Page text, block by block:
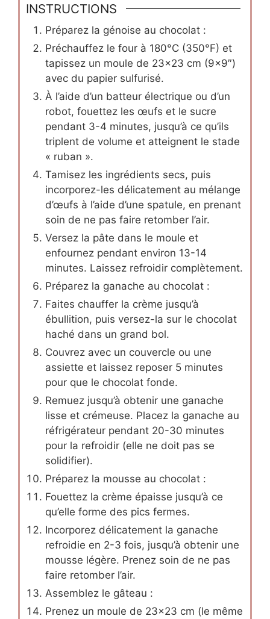
INSTRUCTIONS
Préparez la génoise au chocolat :
Préchauffez le four à 180°C (350°F) et
tapissez un moule de 23×23 cm (9×9″)
avec du papier sulfurisé.
À l’aide d’un batteur électrique ou d’un
robot, fouettez les œufs et le sucre
pendant 3-4 minutes, jusqu’à ce qu’ils
triplent de volume et atteignent le stade
« ruban ».
Tamisez les ingrédients secs, puis
incorporez-les délicatement au mélange
d’œufs à l’aide d’une spatule, en prenant
soin de ne pas faire retomber l’air.
Versez la pâte dans le moule et
enfournez pendant environ 13-14
minutes. Laissez refroidir complètement.
Préparez la ganache au chocolat :
Faites chauffer la crème jusqu’à
ébullition, puis versez-la sur le chocolat
haché dans un grand bol.
Couvrez avec un couvercle ou une
assiette et laissez reposer 5 minutes
pour que le chocolat fonde.
Remuez jusqu’à obtenir une ganache
lisse et crémeuse. Placez la ganache au
réfrigérateur pendant 20-30 minutes
pour la refroidir (elle ne doit pas se
solidifier).
Préparez la mousse au chocolat :
Fouettez la crème épaisse jusqu’à ce
qu’elle forme des pics fermes.
Incorporez délicatement la ganache
refroidie en 2-3 fois, jusqu’à obtenir une
mousse légère. Prenez soin de ne pas
faire retomber l’air.
Assemblez le gâteau :
Prenez un moule de 23×23 cm (le même